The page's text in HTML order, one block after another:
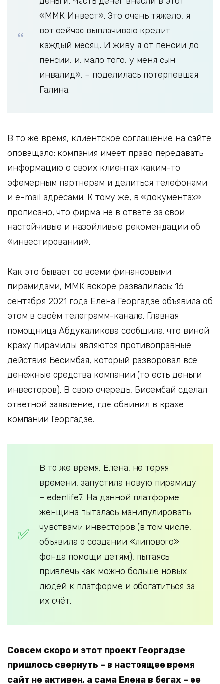
«ММК Инвест». Это очень тяжело, я
вот сейчас выплачиваю кредит
каждый месяц. И живу я от пенсии до
пенсии, и, мало того, у меня сын
инвалид», – поделилась потерпевшая
Галина.
В то же время, клиентское соглашение на сайте
оповещало: компания имеет право передавать
информацию о своих клиентах каким-то
эфемерным партнерам и делиться телефонами
и e-mail адресами. К тому же, в «документах»
прописано, что фирма не в ответе за свои
настойчивые и назойливые рекомендации об
«инвестировании».
Как это бывает со всеми финансовыми
пирамидами, ММК вскоре развалилась: 16
сентября 2021 года Елена Георгадзе объявила об
этом в своём телеграмм-канале. Главная
помощница Абдукаликова сообщила, что виной
краху пирамиды являются противоправные
действия Бесимбая, который разворовал все
денежные средства компании (то есть деньги
инвесторов). В свою очередь, Бисембай сделал
ответной заявление, где обвинил в крахе
компании Георгадзе.
В то же время, Елена, не теряя
времени, запустила новую пирамиду
– edenlife7. На данной платформе
женщина пыталась манипулировать
чувствами инвесторов (в том числе,
объявила о создании «липового»
фонда помощи детям), пытаясь
привлечь как можно больше новых
людей к платформе и обогатиться за
их счёт.
Совсем скоро и этот проект Георгадзе
пришлось свернуть – в настоящее время
сайт не активен, а сама Елена в бегах – ее